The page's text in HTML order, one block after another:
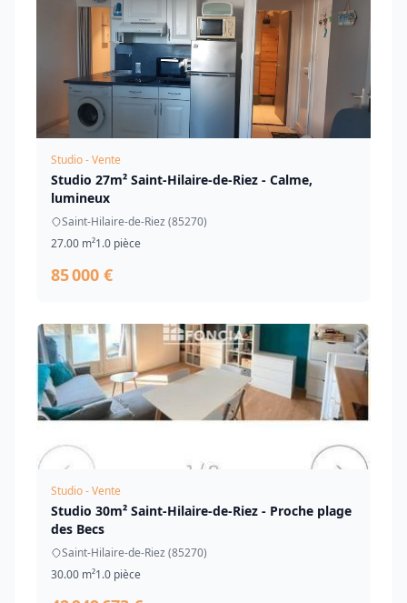
Studio - Vente
Studio 27m² Saint-Hilaire-de-Riez - Calme,
lumineux
Saint-Hilaire-de-Riez (85270)
27.00 m²1.0 pièce
85 000 €
Studio - Vente
Studio 30m² Saint-Hilaire-de-Riez - Proche plage
des Becs
Saint-Hilaire-de-Riez (85270)
30.00 m²1.0 pièce